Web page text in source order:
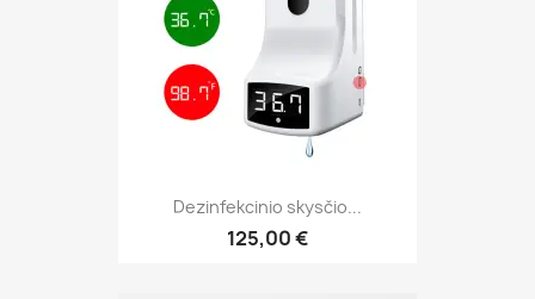
Dezinfekcinio skysčio...
125,00 €